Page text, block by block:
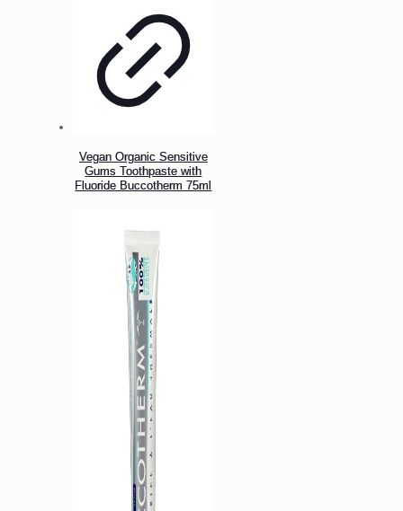
Vegan Organic Sensitive
Gums Toothpaste with
Fluoride Buccotherm 75ml